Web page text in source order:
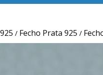
/ Fecho Prata 925 /